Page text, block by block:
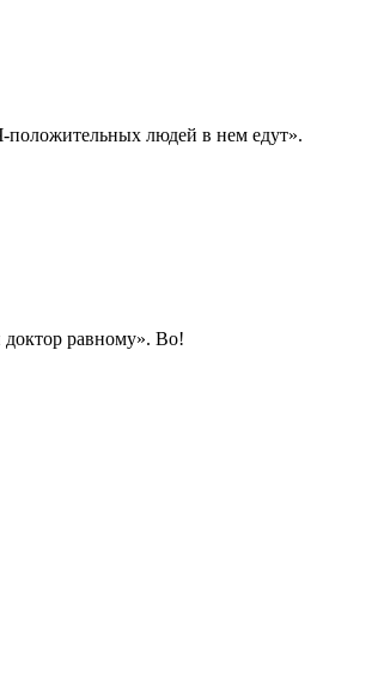
положительных людей в нем едут».
доктор равному». Во!